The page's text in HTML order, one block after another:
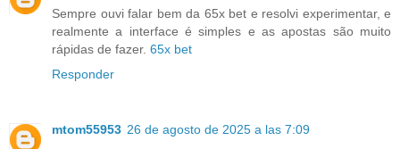
Sempre ouvi falar bem da 65x bet e resolvi experimentar, e
realmente a interface é simples e as apostas são muito
rápidas de fazer. 65x bet
Responder
mtom55953 26 de agosto de 2025 a las 7:09